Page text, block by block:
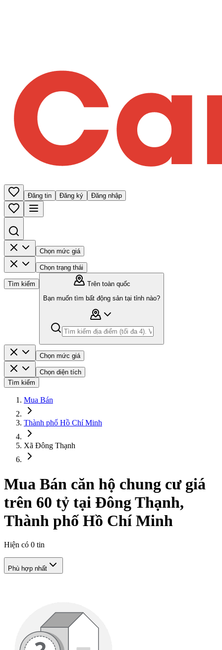
Đăng tin Đăng ký Đăng nhập
Chọn mức giá
Chọn trạng thái
Tìm kiếm
Trên toàn quốc
Bạn muốn tìm bất động sản tại tỉnh nào?
Chọn mức giá
Chọn diện tích
Tìm kiếm
Mua Bán
Thành phố Hồ Chí Minh
Xã Đông Thạnh
Mua Bán căn hộ chung cư giá
trên 60 tỷ tại Đông Thạnh,
Thành phố Hồ Chí Minh
Hiện có 0 tin
Phù hợp nhất